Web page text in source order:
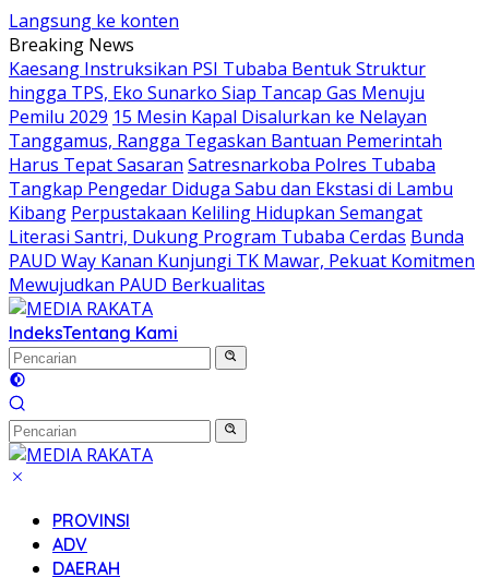
Langsung ke konten
Breaking News
Kaesang Instruksikan PSI Tubaba Bentuk Struktur
hingga TPS, Eko Sunarko Siap Tancap Gas Menuju
Pemilu 2029 15 Mesin Kapal Disalurkan ke Nelayan
Tanggamus, Rangga Tegaskan Bantuan Pemerintah
Harus Tepat Sasaran Satresnarkoba Polres Tubaba
Tangkap Pengedar Diduga Sabu dan Ekstasi di Lambu
Kibang Perpustakaan Keliling Hidupkan Semangat
Literasi Santri, Dukung Program Tubaba Cerdas Bunda
PAUD Way Kanan Kunjungi TK Mawar, Pekuat Komitmen
Mewujudkan PAUD Berkualitas
IndeksTentang Kami
PROVINSI
ADV
DAERAH